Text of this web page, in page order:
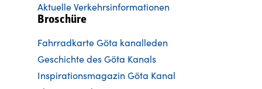
Aktuelle Verkehrsinformationen
Broschüre
Fahrradkarte Göta kanalleden
Geschichte des Göta Kanals
Inspirationsmagazin Göta Kanal